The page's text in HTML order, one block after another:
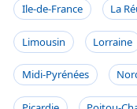
Ile-de-France La
Limousin Lorraine
Midi-Pyrénées